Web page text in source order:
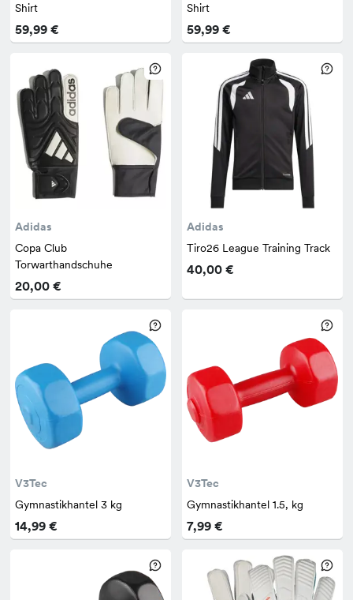
Shirt
59,99 €
Shirt
59,99 €
Adidas
Copa Club
Torwarthandschuhe
20,00 €
Adidas
Tiro26 League Training Track
40,00 €
V3Tec
Gymnastikhantel 3 kg
14,99 €
V3Tec
Gymnastikhantel 1.5, kg
7,99 €